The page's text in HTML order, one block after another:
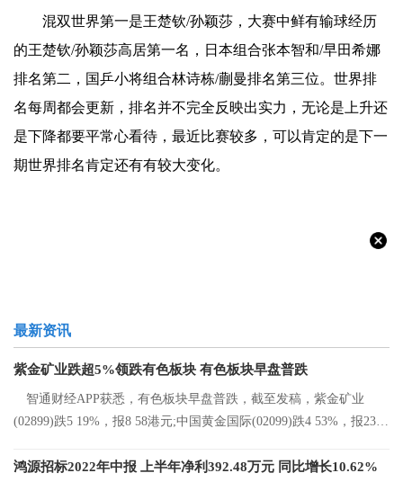
混双世界第一是王楚钦/孙颖莎，大赛中鲜有输球经历
的王楚钦/孙颖莎高居第一名，日本组合张本智和/早田希娜
排名第二，国乒小将组合林诗栋/蒯曼排名第三位。世界排
名每周都会更新，排名并不完全反映出实力，无论是上升还
是下降都要平常心看待，最近比赛较多，可以肯定的是下一
期世界排名肯定还有有较大变化。
最新资讯
紫金矿业跌超5%领跌有色板块 有色板块早盘普跌
智通财经APP获悉，有色板块早盘普跌，截至发稿，紫金矿业
(02899)跌5 19%，报8 58港元;中国黄金国际(02099)跌4 53%，报23 2
鸿源招标2022年中报 上半年净利392.48万元 同比增长10.62%